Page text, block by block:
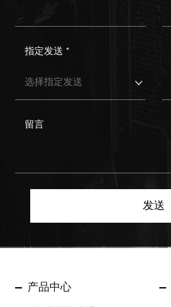
指定发送 *
留言
发送
产品中心